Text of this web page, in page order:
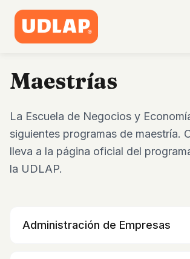
Maestrías
La Escuela de Negocios y
siguientes programas de maestría.
lleva a la página oficial del
la UDLAP.
Administración de Empresas